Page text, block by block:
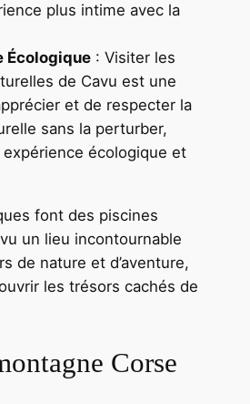
plus intime avec la
Écologique: Visiter les
de Cavu est une
et de respecter la
sans la perturber,
écologique et
font des piscines
un lieu incontournable
de nature et d’aventure,
les trésors cachés de
Corse